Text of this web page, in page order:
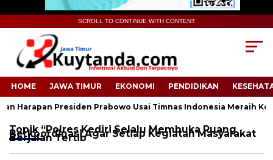
SCROLL TO CONTINUE WITH CONTENT
HOME JAWA TIMUR EKONOMI PENDIDIKAN
Harapan Presiden Prabowo Usai Timnas Indonesia Meraih
Topik “Polres Kediri Selalu Membuka Ruang
Berkoordinasi Agar Setiap Kegiatan Masyarakat
Berjalan Tertib